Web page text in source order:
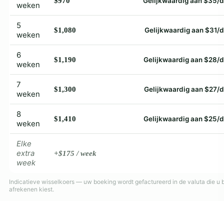
weken
5
weken
$1,080 Gelijkwaardig aan $31/
6
weken
$1,190 Gelijkwaardig aan $28/
7
weken
$1,300 Gelijkwaardig aan $27/
8
weken
$1,410 Gelijkwaardig aan $25/
Elke
extra
week
+$175 / week
Indicatieve wisselkoers — uw boeking wordt gefactureerd in de valuta die u
afrekenen kiest.